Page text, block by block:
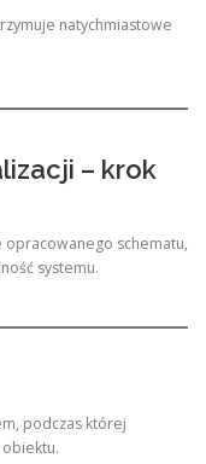
natychmiastowe
– krok
opracowanego schematu,
systemu.
podczas której